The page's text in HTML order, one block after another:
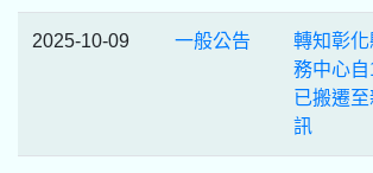
2025-10-09 一般公告
轉知彰
務中心
已搬遷
訊